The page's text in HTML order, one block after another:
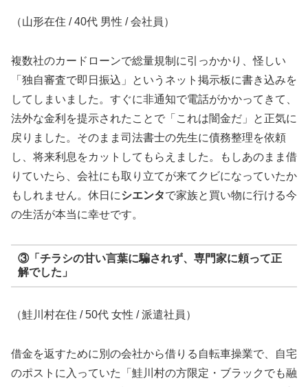
（山形在住 / 40代 男性 / 会社員）
複数社のカードローンで総量規制に引っかかり、怪しい
「独自審査で即日振込」というネット掲示板に書き込みを
してしまいました。すぐに非通知で電話がかかってきて、
法外な金利を提示されたことで「これは闇金だ」と正気に
戻りました。そのまま司法書士の先生に債務整理を依頼
し、将来利息をカットしてもらえました。もしあのまま借
りていたら、会社にも取り立てが来てクビになっていたか
もしれません。休日にシエンタで家族と買い物に行ける今
の生活が本当に幸せです。
③「チラシの甘い言葉に騙されず、専門家に頼って正
解でした」
（鮭川村在住 / 50代 女性 / 派遣社員）
借金を返すために別の会社から借りる自転車操業で、自宅
のポストに入っていた「鮭川村の方限定・ブラックでも融